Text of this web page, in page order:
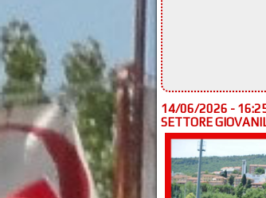
14/06/2026 -
SETTORE